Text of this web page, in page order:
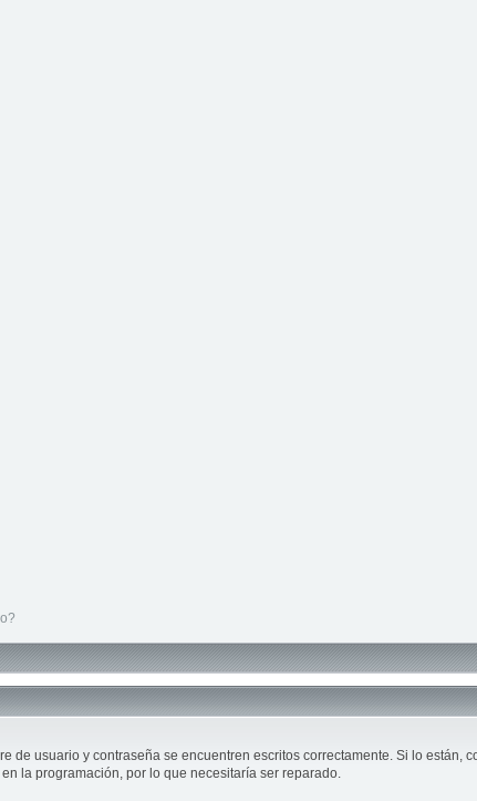
de usuario y contraseña se encuentren escritos correctamente. Si lo
la programación, por lo que necesitaría ser reparado.